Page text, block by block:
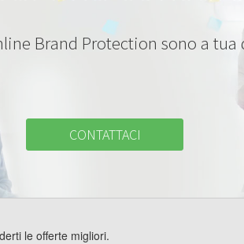
Brand Protection sono a
CONTATTACI
le offerte migliori.